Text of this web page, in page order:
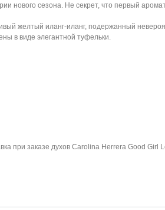
нового сезона. Не секрет, что первый
желтый иланг-иланг, подержанный
в виде элегантной туфельки.
при заказе духов Carolina Herrera Good Girl